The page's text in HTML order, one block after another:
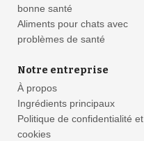
bonne santé
Aliments pour chats avec
problèmes de santé
Notre entreprise
À propos
Ingrédients principaux
Politique de confidentialité et
cookies